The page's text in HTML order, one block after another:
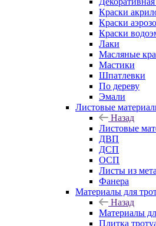
Краски
Краски
Краски
Лаки
Масляные
Мастики
Шпатлевки
По дереву
Эмали
Листовые
Назад
Листовые
ДВП
ДСП
ОСП
Листы из
Фанера
Материалы для
Назад
Материалы
Плитка